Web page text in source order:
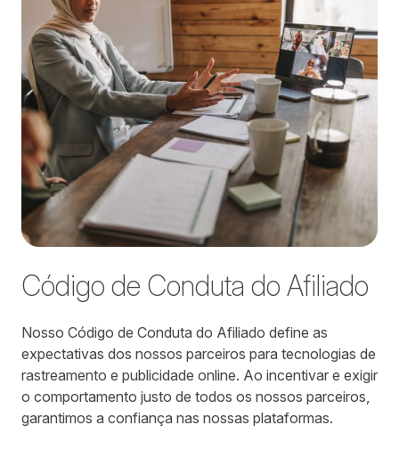
Código de Conduta do Afiliado
Nosso Código de Conduta do Afiliado define as
expectativas dos nossos parceiros para tecnologias de
rastreamento e publicidade online. Ao incentivar e exigir
o comportamento justo de todos os nossos parceiros,
garantimos a confiança nas nossas plataformas.